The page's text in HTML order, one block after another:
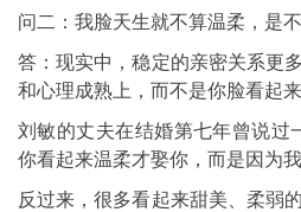
问二：我脸天生就不算温柔，是
答：现实中，稳定的亲密关系更
和心理成熟上，而不是你脸看起来
刘敏的丈夫在结婚第七年曾说过
你看起来温柔才娶你，而是因为
反过来，很多看起来甜美、柔弱